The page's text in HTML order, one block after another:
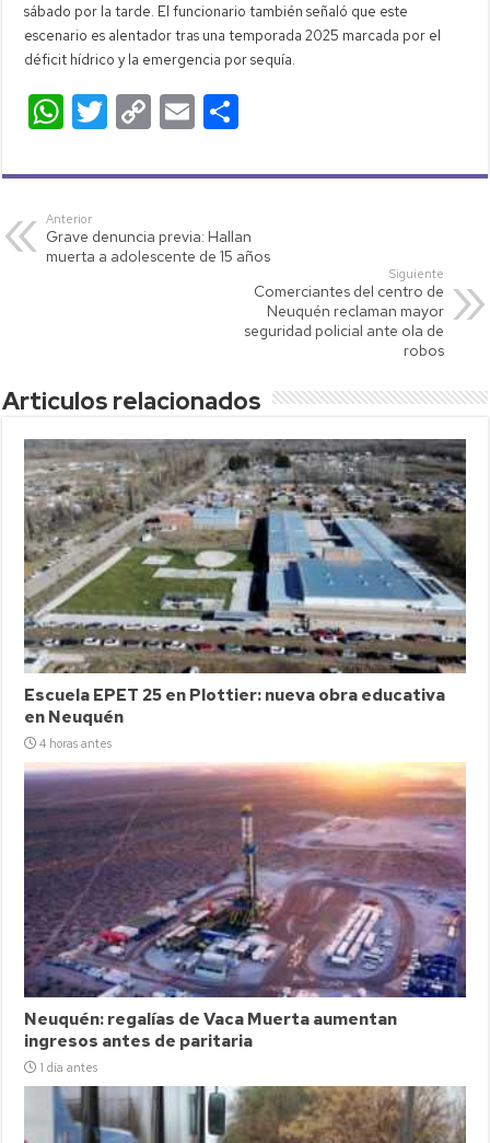
sábado por la tarde. El funcionario también señaló que este
escenario es alentador tras una temporada 2025 marcada por el
déficit hídrico y la emergencia por sequía.
W
h
at
s
A
T
wi
tt
C
o
p
Li
E
m
ail m
ar
tir
Anterior
Grave denuncia previa: Hallan
muerta a adolescente de 15 años
Siguiente
Comerciantes del centro de
Neuquén reclaman mayor
seguridad policial ante ola de
robos
Articulos relacionados
Escuela EPET 25 en Plottier: nueva obra educativa
en Neuquén
4 horas antes
Neuquén: regalías de Vaca Muerta aumentan
ingresos antes de paritaria
1 día antes